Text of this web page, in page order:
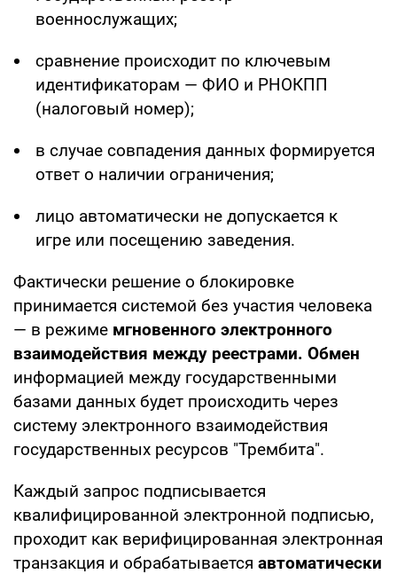
военнослужащих;
сравнение происходит по ключевым
идентификаторам — ФИО и РНОКПП
(налоговый номер);
в случае совпадения данных формируется
ответ о наличии ограничения;
лицо автоматически не допускается к
игре или посещению заведения.
Фактически решение о блокировке
принимается системой без участия человека
— в режиме мгновенного электронного
взаимодействия между реестрами. Обмен
информацией между государственными
базами данных будет происходить через
систему электронного взаимодействия
государственных ресурсов "Трембита".
Каждый запрос подписывается
квалифицированной электронной подписью,
проходит как верифицированная электронная
транзакция и обрабатывается автоматически